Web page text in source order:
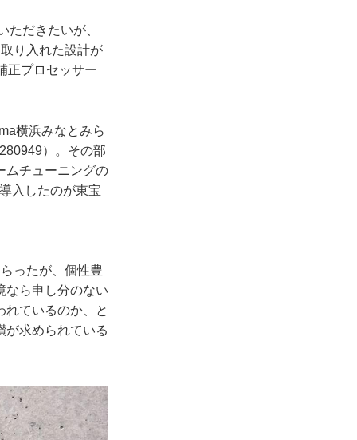
ただきたいが、
り入れた設計が
正プロセッサー
横浜みなとみら
）。その部
ムチューニングの
入したのが東宝
ったが、個性豊
なら申し分のない
ているのか、と
が求められている